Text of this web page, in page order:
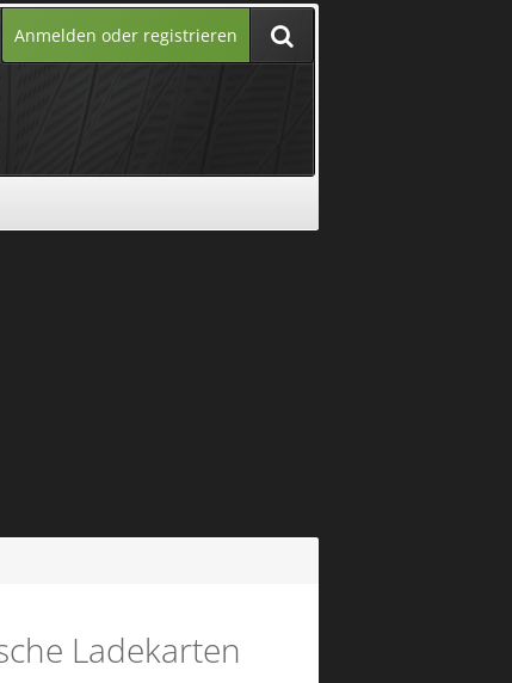
Anmelden oder registrieren
Ladekarten